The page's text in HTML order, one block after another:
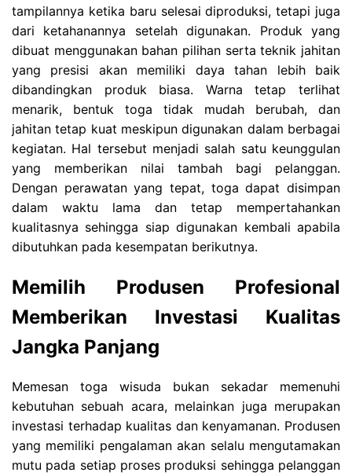
tampilannya ketika baru selesai diproduksi, tetapi juga
dari ketahanannya setelah digunakan. Produk yang
dibuat menggunakan bahan pilihan serta teknik jahitan
yang presisi akan memiliki daya tahan lebih baik
dibandingkan produk biasa. Warna tetap terlihat
menarik, bentuk toga tidak mudah berubah, dan
jahitan tetap kuat meskipun digunakan dalam berbagai
kegiatan. Hal tersebut menjadi salah satu keunggulan
yang memberikan nilai tambah bagi pelanggan.
Dengan perawatan yang tepat, toga dapat disimpan
dalam waktu lama dan tetap mempertahankan
kualitasnya sehingga siap digunakan kembali apabila
dibutuhkan pada kesempatan berikutnya.
Memilih Produsen Profesional
Memberikan Investasi Kualitas
Jangka Panjang
Memesan toga wisuda bukan sekadar memenuhi
kebutuhan sebuah acara, melainkan juga merupakan
investasi terhadap kualitas dan kenyamanan. Produsen
yang memiliki pengalaman akan selalu mengutamakan
mutu pada setiap proses produksi sehingga pelanggan